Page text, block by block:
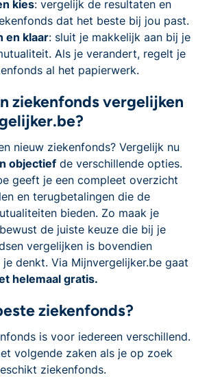
kies: vergelijk de resultaten en
dat het beste bij jou past.
en klaar: sluit je makkelijk aan bij je
Als je verandert, regelt je
al het papierwerk.
ziekenfonds vergelijken
nieuw ziekenfonds? Vergelijk nu
objectief de verschillende opties.
geeft je een compleet overzicht
en terugbetalingen die de
bieden. Zo maak je
de juiste keuze die bij je
vergelijken is bovendien
denkt. Via Mijnvergelijker.be gaat
helemaal gratis.
ziekenfonds?
is voor iedereen verschillend.
volgende zaken als je op zoek
ziekenfonds.